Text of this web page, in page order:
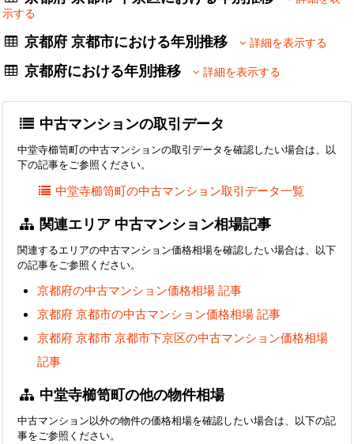
示する
京都府 京都市における年別推移 詳細を表示する
京都府における年別推移 詳細を表示する
中古マンションの取引データ
中堂寺櫛笥町の中古マンションの取引データを確認したい場合は、以
下の記事をご参照ください。
中堂寺櫛笥町の中古マンション取引データ一覧
関連エリア 中古マンション相場記事
関連するエリアの中古マンション価格相場を確認したい場合は、以下
の記事をご参照ください。
京都府の中古マンション価格相場 記事
京都府 京都市の中古マンション価格相場 記事
京都府 京都市 京都市下京区の中古マンション価格相場
記事
中堂寺櫛笥町の他の物件相場
中古マンション以外の物件の価格相場を確認したい場合は、以下の記
事をご参照ください。